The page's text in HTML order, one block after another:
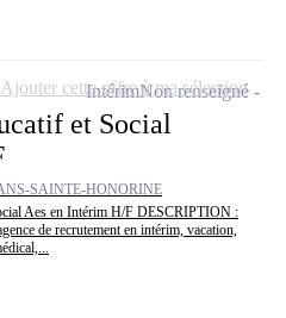
et Social
SAINTE-HONORINE
Aes en Intérim H/F DESCRIPTION :
de recrutement en intérim, vacation,
IntérimNon renseigné
Ajouter cette offre à ma sélection